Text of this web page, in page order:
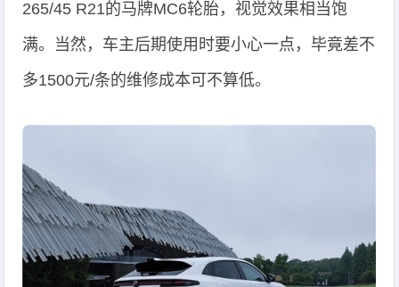
265/45 R21的马牌MC6轮胎，视觉效果相当饱
满。当然，车主后期使用时要小心一点，毕竟差不
多1500元/条的维修成本可不算低。